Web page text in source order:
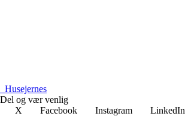
Husejernes
Del og vær venlig
X
Facebook Instagram LinkedIn